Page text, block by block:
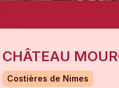
CHÂTEAU
Costières de Nimes